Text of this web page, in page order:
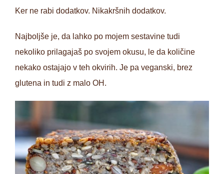
Ker ne rabi dodatkov. Nikakršnih dodatkov.
Najboljše je, da lahko po mojem sestavine tudi
nekoliko prilagajaš po svojem okusu, le da količine
nekako ostajajo v teh okvirih. Je pa veganski, brez
glutena in tudi z malo OH.